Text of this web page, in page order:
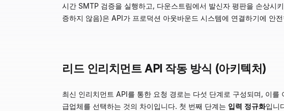
시간 SMTP 검증을 실행하고, 다운스트림에서 발신자 평판을 손상시
증하지 않음)은 API가 프로덕션 아웃바운드 시스템에 연결하기에 안
리드 인리치먼트 API 작동 방식 (아키텍처)
최신 인리치먼트 API를 통한 요청 경로는 다섯 단계로 구성되며, 이
급업체를 선택하는 것의 차이입니다. 첫 번째 단계는 입력 정규화입니